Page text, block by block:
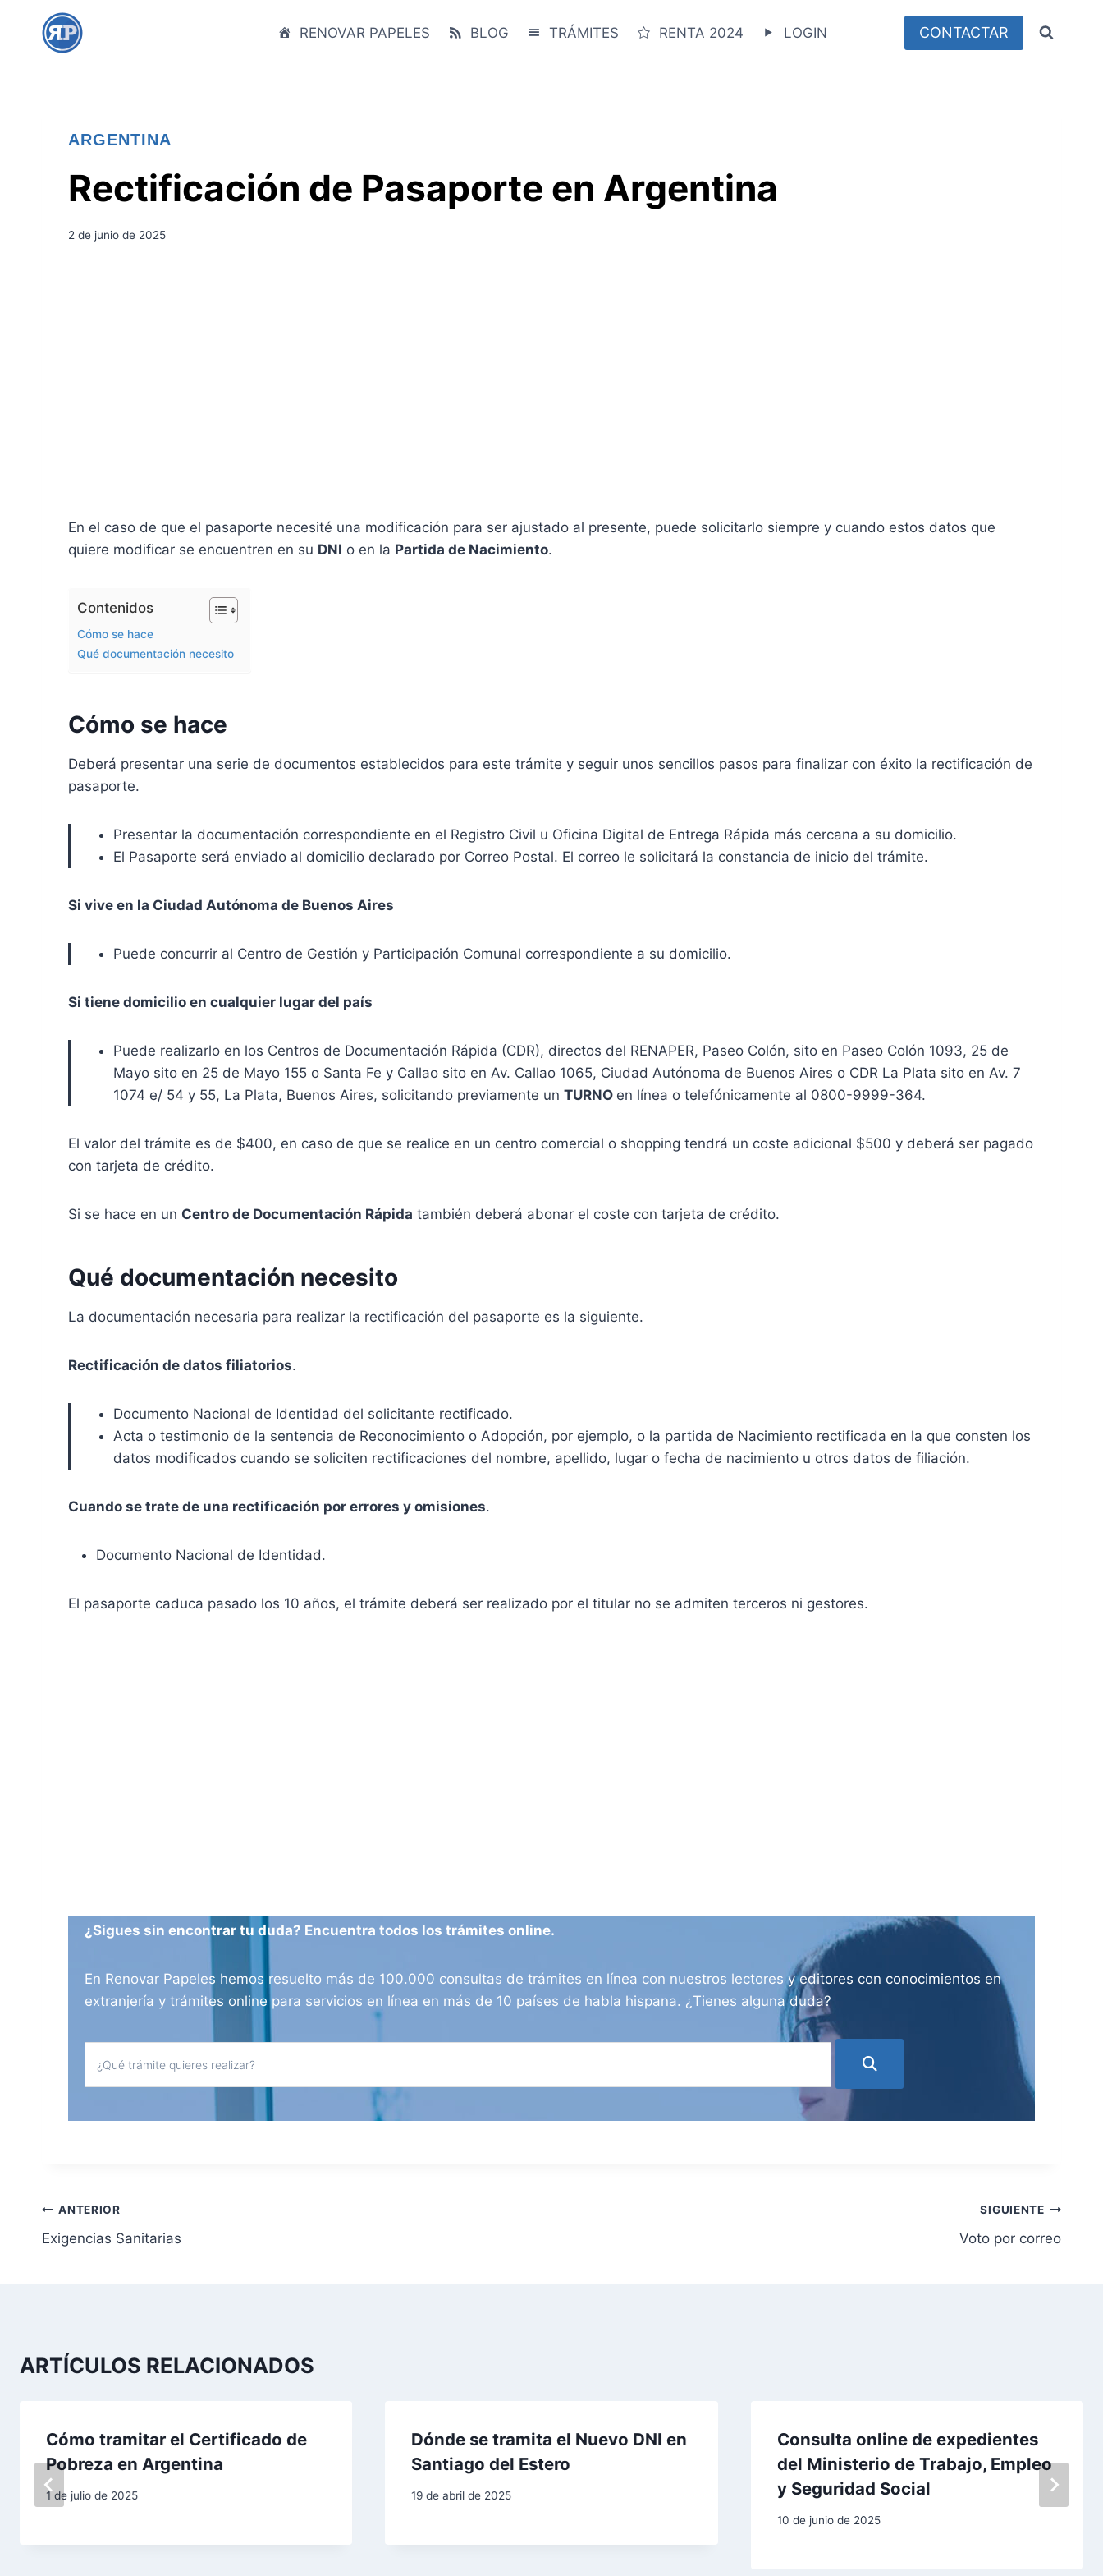
RENOVAR PAPELES BLOG TRÁMITES RENTA 2024 LOGIN CONTACTAR
ARGENTINA
Rectificación de Pasaporte en Argentina
2 de junio de 2025
En el caso de que el pasaporte necesité una modificación para ser ajustado al presente, puede solicitarlo siempre y cuando estos datos que
quiere modificar se encuentren en su DNI o en la Partida de Nacimiento.
Contenidos
Cómo se hace
Qué documentación necesito
Cómo se hace
Deberá presentar una serie de documentos establecidos para este trámite y seguir unos sencillos pasos para finalizar con éxito la rectificación de
pasaporte.
Presentar la documentación correspondiente en el Registro Civil u Oficina Digital de Entrega Rápida más cercana a su domicilio.
El Pasaporte será enviado al domicilio declarado por Correo Postal. El correo le solicitará la constancia de inicio del trámite.
Si vive en la Ciudad Autónoma de Buenos Aires
Puede concurrir al Centro de Gestión y Participación Comunal correspondiente a su domicilio.
Si tiene domicilio en cualquier lugar del país
Puede realizarlo en los Centros de Documentación Rápida (CDR), directos del RENAPER, Paseo Colón, sito en Paseo Colón 1093, 25 de
Mayo sito en 25 de Mayo 155 o Santa Fe y Callao sito en Av. Callao 1065, Ciudad Autónoma de Buenos Aires o CDR La Plata sito en Av. 7
1074 e/ 54 y 55, La Plata, Buenos Aires, solicitando previamente un TURNO en línea o telefónicamente al 0800-9999-364.
El valor del trámite es de $400, en caso de que se realice en un centro comercial o shopping tendrá un coste adicional $500 y deberá ser pagado
con tarjeta de crédito.
Si se hace en un Centro de Documentación Rápida también deberá abonar el coste con tarjeta de crédito.
Qué documentación necesito
La documentación necesaria para realizar la rectificación del pasaporte es la siguiente.
Rectificación de datos filiatorios.
Documento Nacional de Identidad del solicitante rectificado.
Acta o testimonio de la sentencia de Reconocimiento o Adopción, por ejemplo, o la partida de Nacimiento rectificada en la que consten los
datos modificados cuando se soliciten rectificaciones del nombre, apellido, lugar o fecha de nacimiento u otros datos de filiación.
Cuando se trate de una rectificación por errores y omisiones.
Documento Nacional de Identidad.
El pasaporte caduca pasado los 10 años, el trámite deberá ser realizado por el titular no se admiten terceros ni gestores.
¿Sigues sin encontrar tu duda? Encuentra todos los trámites online.
En Renovar Papeles hemos resuelto más de 100.000 consultas de trámites en línea con nuestros lectores y editores con conocimientos en
extranjería y trámites online para servicios en línea en más de 10 países de habla hispana. ¿Tienes alguna duda?
N
a
g
i
ó
ANTERIOR
Exigencias Sanitarias
SIGUIENTE
Voto por correo
ARTÍCULOS RELACIONADOS
Cómo tramitar el Certificado de
Pobreza en Argentina
1 de julio de 2025
Dónde se tramita el Nuevo DNI en
Santiago del Estero
19 de abril de 2025
Consulta online de expedientes
del Ministerio de Trabajo, Empleo
y Seguridad Social
10 de junio de 2025